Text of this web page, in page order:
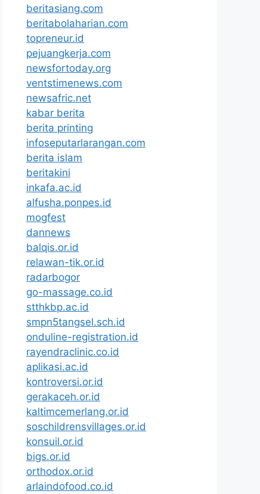
beritasiang.com
beritabolaharian.com
topreneur.id
pejuangkerja.com
newsfortoday.org
ventstimenews.com
newsafric.net
kabar berita
berita printing
infoseputarlarangan.com
berita islam
beritakini
inkafa.ac.id
alfusha.ponpes.id
mogfest
dannews
balqis.or.id
relawan-tik.or.id
radarbogor
go-massage.co.id
stthkbp.ac.id
smpn5tangsel.sch.id
onduline-registration.id
rayendraclinic.co.id
aplikasi.ac.id
kontroversi.or.id
gerakaceh.or.id
kaltimcemerlang.or.id
soschildrensvillages.or.id
konsuil.or.id
bigs.or.id
orthodox.or.id
arlaindofood.co.id